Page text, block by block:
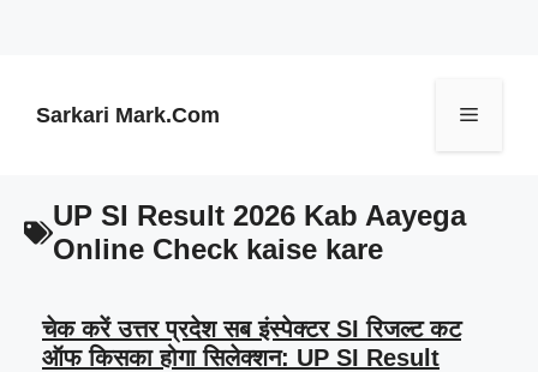
Sarkari Mark.Com Menu
UP SI Result 2026 Kab Aayega
Online Check kaise kare
चेक करें उत्तर प्रदेश सब इंस्पेक्टर SI रिजल्ट कट
ऑफ किसका होगा सिलेक्शन: UP SI Result